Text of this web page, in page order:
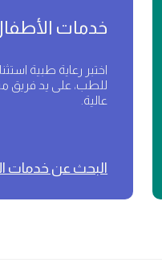
خدمات
اختبر رعاية طبية
للطب، على يد
عالية.
البحث عن خدمات